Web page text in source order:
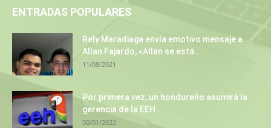
ENTRADAS POPULARES
Rely Maradiaga envía emotivo mensaje a
Allan Fajardo, «Allan se está...
11/08/2021
Por primera vez, un hondureño asumirá la
gerencia de la EEH
30/01/2022